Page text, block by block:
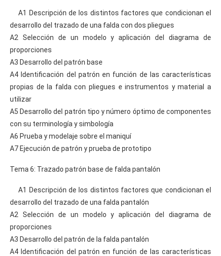
A1 Descripción de los distintos factores que condicionan el
desarrollo del trazado de una falda con dos pliegues
A2 Selección de un modelo y aplicación del diagrama de
proporciones
A3 Desarrollo del patrón base
A4 Identificación del patrón en función de las características
propias de la falda con pliegues e instrumentos y material a
utilizar
A5 Desarrollo del patrón tipo y número óptimo de componentes
con su terminología y simbología
A6 Prueba y modelaje sobre el maniquí
A7 Ejecución de patrón y prueba de prototipo
Tema 6: Trazado patrón base de falda pantalón
A1 Descripción de los distintos factores que condicionan el
desarrollo del trazado de una falda pantalón
A2 Selección de un modelo y aplicación del diagrama de
proporciones
A3 Desarrollo del patrón de la falda pantalón
A4 Identificación del patrón en función de las características